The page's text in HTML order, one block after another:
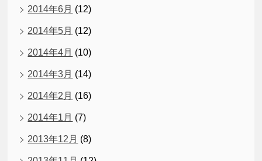
2014年6月 (12)
2014年5月 (12)
2014年4月 (10)
2014年3月 (14)
2014年2月 (16)
2014年1月 (7)
2013年12月 (8)